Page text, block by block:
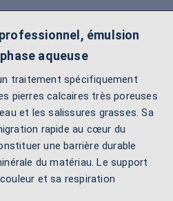
émulsion
aqueuse
traitement spécifiquement
pierres calcaires très poreuses
et les salissures grasses. Sa
rapide au cœur du
une barrière durable
du matériau. Le support
et sa respiration